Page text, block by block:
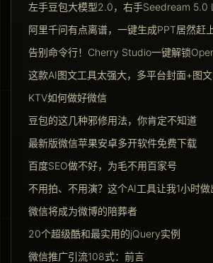
左手豆包大模型2.0，右手Seedream 5.0
阿里千问有点离谱，一键生成PPT居然赶
告别命令行！Cherry Studio一键解锁
这款AI图文工具太强大，多平台封面+图
KTV如何做好微信
豆包的这几种邪修用法，你肯定不知道
最新版微信苹果安卓多开软件免费下载
百度SEO做不好，为毛不用百家号
不用拍、不用演？这个AI工具让我1小时做
微信将成为微博的陪葬者
20个超级酷和最实用的jQuery实例
微信推广引流108式：前言